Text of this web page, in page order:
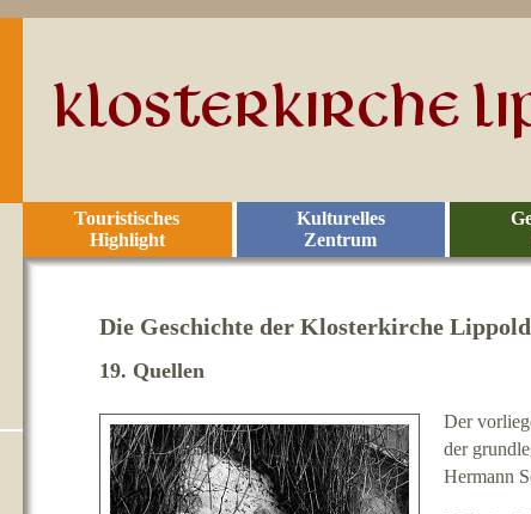
Kulturelles
Zentrum
Touristisches
Highlight
Die Geschichte der Klosterkirche
19. Quellen
Der
der
Hermann